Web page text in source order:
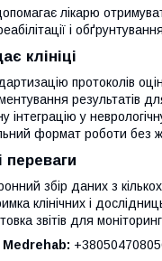
лікарю
і
клініці
протоколів
результатів
інтеграцію у
формат роботи без
переваги
збір даних з
клінічних і
звітів для
Medrehab: